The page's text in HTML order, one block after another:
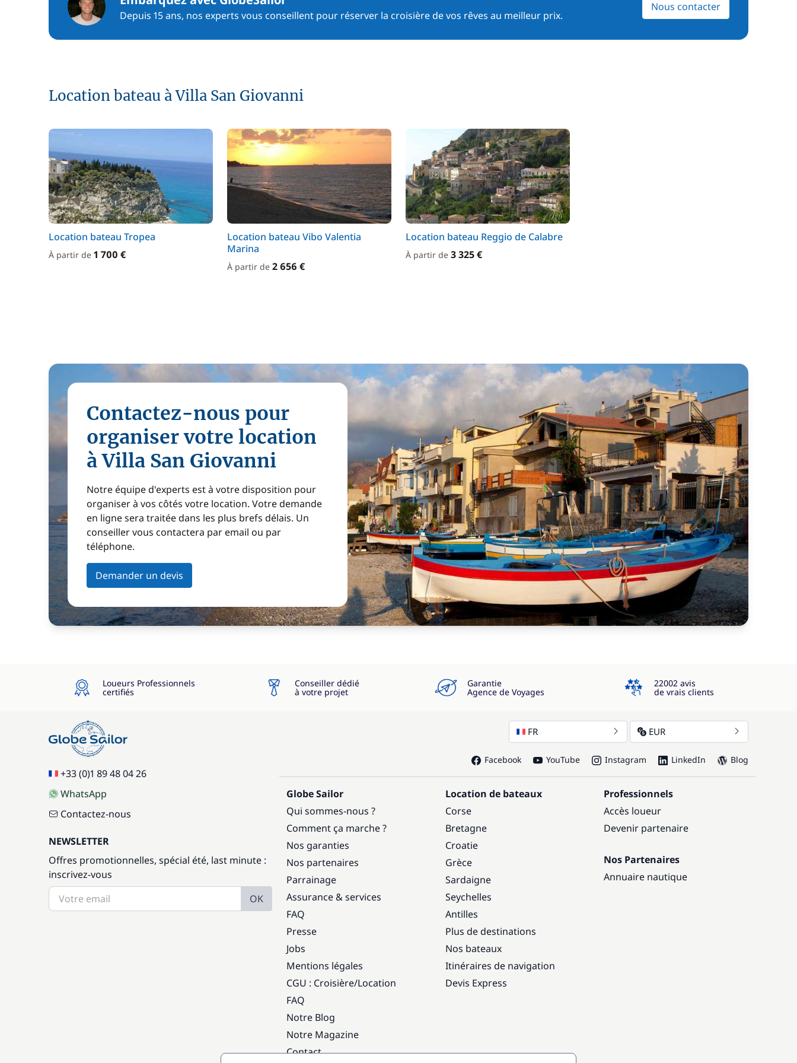
Depuis 15 ans, nos experts vous conseillent pour réserver la croisière de vos rêves au meilleur prix.
Nous contacter
Location bateau à Villa San Giovanni
Location bateau Tropea
À partir de 1 700 €
Location bateau Vibo Valentia
Marina
À partir de 2 656 €
Location bateau Reggio de Calabre
À partir de 3 325 €
Contactez-nous pour
organiser votre location
à Villa San Giovanni
Notre équipe d'experts est à votre disposition pour
organiser à vos côtés votre location. Votre demande
en ligne sera traitée dans les plus brefs délais. Un
conseiller vous contactera par email ou par
téléphone.
Demander un devis
Loueurs Professionnels
certifiés
Conseiller dédié
à votre projet
Garantie
Agence de Voyages
4.3
22002 avis
de vrais clients
+33 (0)1 89 48 04 26
WhatsApp
Contactez-nous
NEWSLETTER
Offres promotionnelles, spécial été, last minute :
inscrivez-vous
OK
FR EUR
Facebook YouTube Instagram LinkedIn Blog
Globe Sailor
Qui sommes-nous ?
Comment ça marche ?
Nos garanties
Nos partenaires
Parrainage
Assurance & services
FAQ
Presse
Jobs
Mentions légales
CGU : Croisière/Location
FAQ
Notre Blog
Notre Magazine
Contact
Location de bateaux
Corse
Bretagne
Croatie
Grèce
Sardaigne
Seychelles
Antilles
Plus de destinations
Nos bateaux
Itinéraires de navigation
Devis Express
Professionnels
Accès loueur
Devenir partenaire
Nos Partenaires
Annuaire nautique